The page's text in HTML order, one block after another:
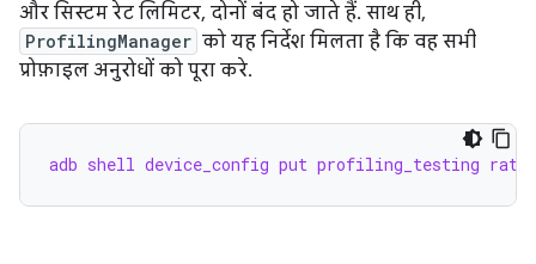
और सिस्टम रेट लिमिटर, दोनों बंद हो जाते हैं. साथ ही,
ProfilingManager को यह निर्देश मिलता है कि वह सभी
प्रोफ़ाइल अनुरोधों को पूरा करे.
adb shell device_config put profiling_testing